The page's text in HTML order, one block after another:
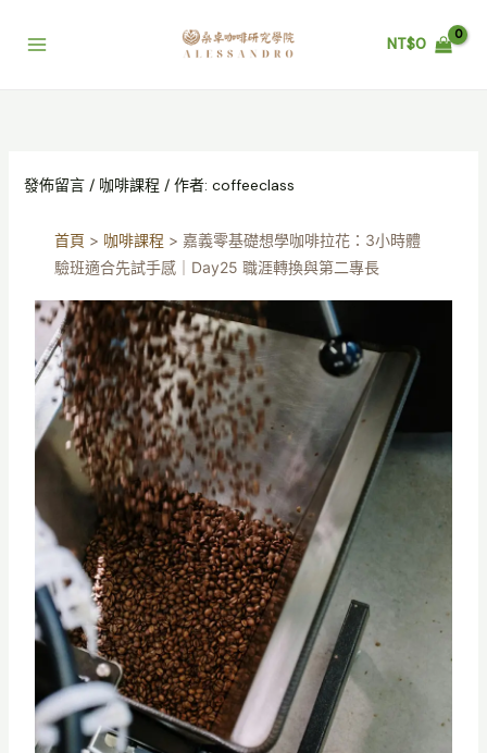
NT$0
發佈留言 / 咖啡課程 / 作者: coffeeclass
首頁 > 咖啡課程 > 嘉義零基礎想學咖啡拉花：3小時體
驗班適合先試手感｜Day25 職涯轉換與第二專長